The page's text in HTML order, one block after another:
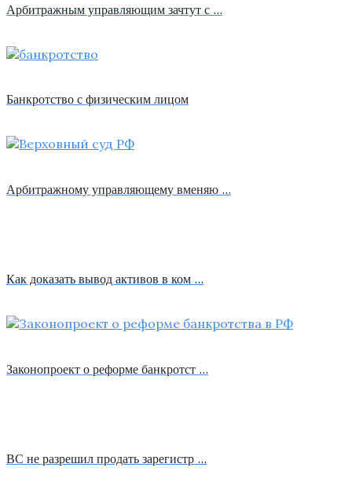
Арбитражным управляющим зачтут с …
Банкротство с физическим лицом
Арбитражному управляющему вменяю …
Как доказать вывод активов в ком …
Законопроект о реформе банкротст …
ВС не разрешил продать зарегистр …